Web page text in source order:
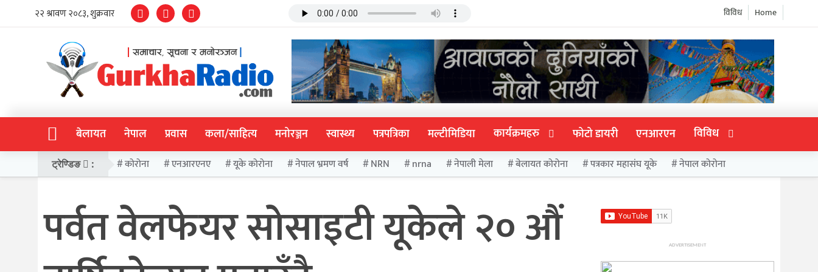
Home
विविध
बेलायत नेपाल प्रवास कला/साहित्य मनोरञ्जन स्वास्थ्य पत्रपत्रिका मल्टीमिडिया कार्यक्रमहरु फोटो डायरी एनआरएन विविध
ट्रेण्डिङ : कोरोना एनआरएनए यूके कोरोना नेपाल भ्रमण वर्ष NRN nrna नेपाली मेला बेलायत कोरोना पत्रकार महासंघ यूके नेपाल कोरोना
पर्वत वेलफेयर सोसाइटी यूकेले २० औं ADVERTISEMENT